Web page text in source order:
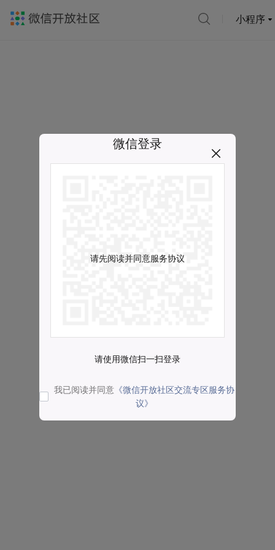
小程序
微信登录
请先阅读并同意服务协议
请使用微信扫一扫登录
我已阅读并同意 《微信开放社区交流专区服务协
议》